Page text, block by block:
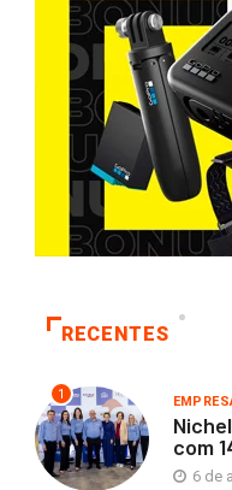
RECENTES
1
com
6 de